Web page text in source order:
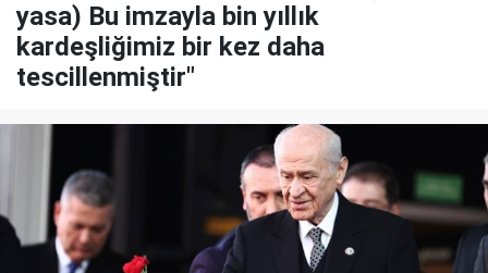
yasa) Bu imzayla bin yıllık
kardeşliğimiz bir kez daha
tescillenmiştir"